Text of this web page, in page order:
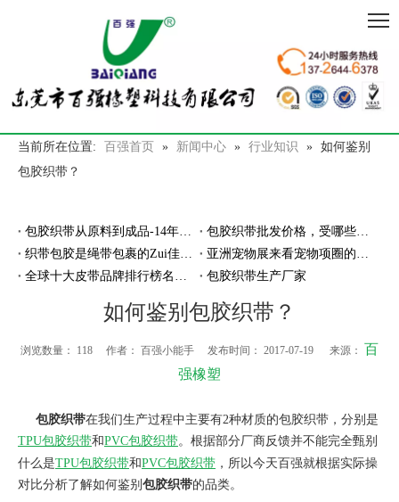
当前所在位置: 百强首页 » 新闻中心 » 行业知识 » 如何鉴别
包胶织带？
包胶织带从原料到成品-14年专注包胶工艺厂家
包胶织带批发价格，受哪些因素影响？
织带包胶是绳带包裹的Zui佳材料吗？
亚洲宠物展来看宠物项圈的智能发展
全球十大皮带品牌排行榜名单,哪家厂商的皮带好？！
包胶织带生产厂家
如何鉴别包胶织带？
浏览数量： 118 作者： 百强小能手 发布时间： 2017-07-19 来源： 百
强橡塑
包胶织带在我们生产过程中主要有2种材质的包胶织带，分别是
TPU包胶织带和PVC包胶织带。根据部分厂商反馈并不能完全甄别
什么是TPU包胶织带和PVC包胶织带 ，所以今天百强就根据实际操
对比分析了解如何鉴别 包胶织带的品类。